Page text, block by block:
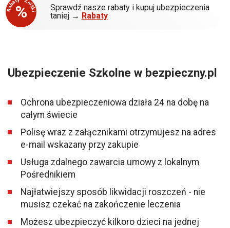
%
Rabaty - Zniżki
Sprawdź nasze rabaty i kupuj ubezpieczenia
taniej → Rabaty
Ubezpieczenie Szkolne w bezpieczny.pl
Ochrona ubezpieczeniowa działa 24 na dobę na
całym świecie
Polisę wraz z załącznikami otrzymujesz na adres
e-mail wskazany przy zakupie
Usługa zdalnego zawarcia umowy z lokalnym
Pośrednikiem
Najłatwiejszy sposób likwidacji roszczeń - nie
musisz czekać na zakończenie leczenia
Możesz ubezpieczyć kilkoro dzieci na jednej